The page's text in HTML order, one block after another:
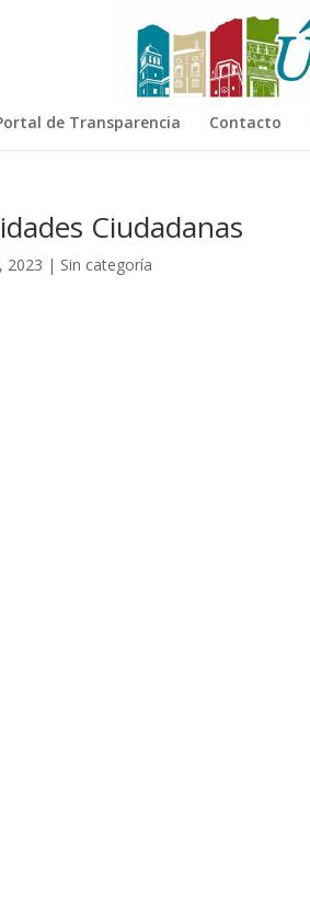
de Transparencia Contacto
Ciudadanas
2023 | Sin categoría